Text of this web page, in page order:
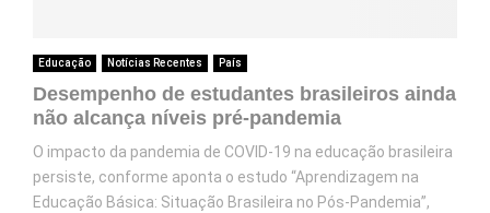
Educação Notícias Recentes País
Desempenho de estudantes brasileiros ainda
não alcança níveis pré-pandemia
O impacto da pandemia de COVID-19 na educação brasileira
persiste, conforme aponta o estudo “Aprendizagem na
Educação Básica: Situação Brasileira no Pós-Pandemia”,